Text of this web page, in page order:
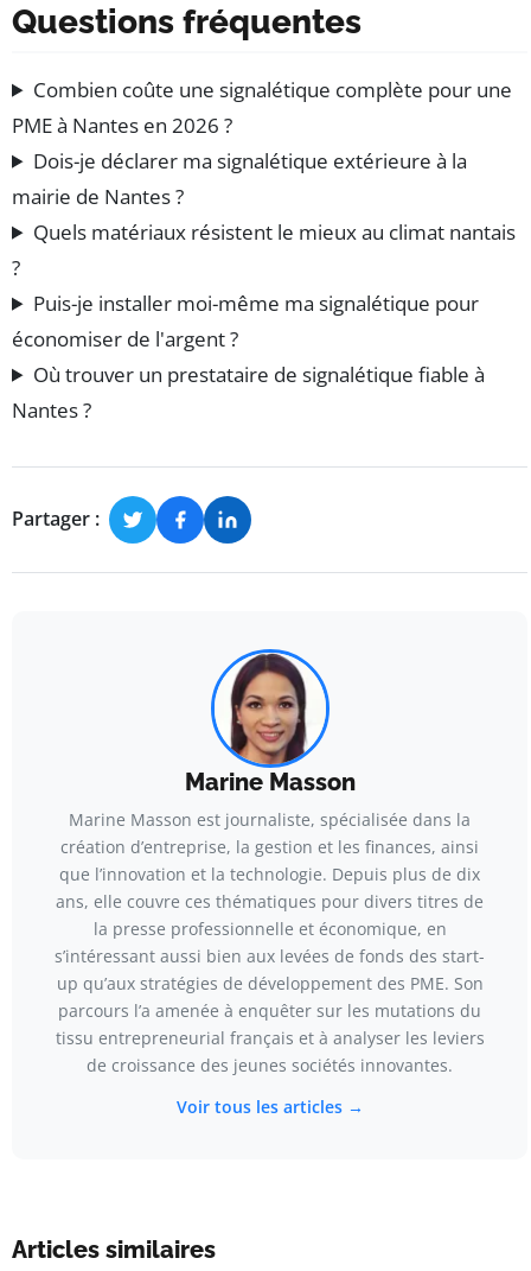
Questions fréquentes
Combien coûte une signalétique complète pour une
PME à Nantes en 2026 ?
Dois-je déclarer ma signalétique extérieure à la
mairie de Nantes ?
Quels matériaux résistent le mieux au climat nantais
?
Puis-je installer moi-même ma signalétique pour
économiser de l'argent ?
Où trouver un prestataire de signalétique fiable à
Nantes ?
Partager :
Marine Masson
Marine Masson est journaliste, spécialisée dans la
création d’entreprise, la gestion et les finances, ainsi
que l’innovation et la technologie. Depuis plus de dix
ans, elle couvre ces thématiques pour divers titres de
la presse professionnelle et économique, en
s’intéressant aussi bien aux levées de fonds des start-
up qu’aux stratégies de développement des PME. Son
parcours l’a amenée à enquêter sur les mutations du
tissu entrepreneurial français et à analyser les leviers
de croissance des jeunes sociétés innovantes.
Voir tous les articles →
Articles similaires